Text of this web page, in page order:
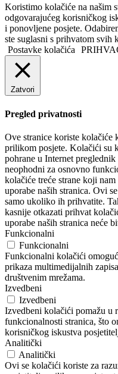
Koristimo kolačiće na našim
odgovarajućeg korisničkog
i ponovljene posjete.
ste suglasni s prihvatom svih
Postavke kolačića
Zatvori
Pregled privatnosti
Ove stranice koriste kolačiće
prilikom posjete. Kolačići su
pohrane u Internet
neophodni za osnovno
kolačiće treće strane koji
uporabe naših stranica. Ovi
samo ukoliko ih prihvatite.
kasnije otkazati prihvat
uporabe naših stranica neće
Funkcionalni
Funkcionalni
Funkcionalni kolačići
prikaza multimedijalnih
društvenim mrežama.
Izvedbeni
Izvedbeni
Izvedbeni kolačići pomažu u
funkcionalnosti stranica, što
korisničkog iskustva
Analitički
Analitički
Ovi se kolačići koriste za